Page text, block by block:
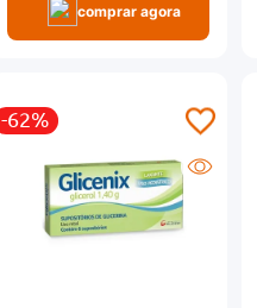
comprar agora
-62%